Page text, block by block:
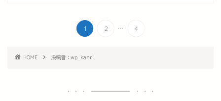
1 2 ... 4
HOME 投稿者：wp_kanri